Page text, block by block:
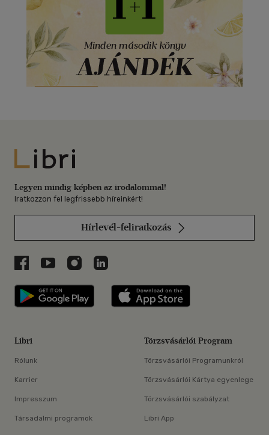
Libri
Legyen mindig képben az irodalommal!
Iratkozzon fel legfrissebb híreinkért!
Hírlevél-feliratkozás
Libri a Facebookon
Libri a Youtube-on
Libri az Instagramon
Libri a LinkedInen
Libri applikáció Szerezd meg: Google
Libri
Rólunk
Karrier
Impresszum
Társadalmi programok
Törzsvásárlói Program
Törzsvásárlói Programunkról
Törzsvásárlói Kártya egyenlege
Törzsvásárlói szabályzat
Libri App